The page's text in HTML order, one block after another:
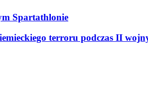
Spartathlonie
terroru podczas II